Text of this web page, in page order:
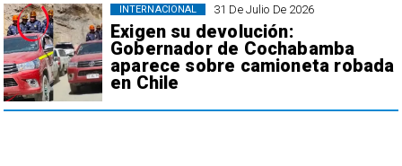
31 De Julio De 2026
Exigen su devolución:
Gobernador de Cochabamba
aparece sobre camioneta robada
en Chile
INTERNACIONAL